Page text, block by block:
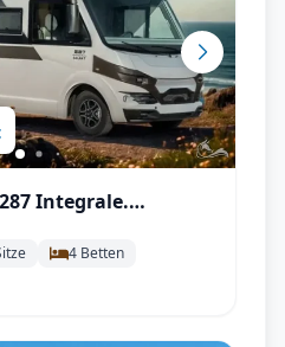
Integrale.
4 Betten